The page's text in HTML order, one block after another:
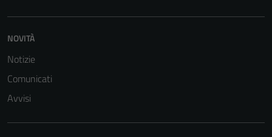
NOVITÀ
Notizie
Comunicati
Avvisi
Tecnici